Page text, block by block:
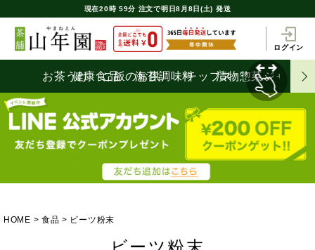
現在20時 59分 注文で明日8月8日(土) 発送
ログイン
お茶うけ健康食品ご飯のお供
海苔調味料チップス
漬物惣菜ジャム
HOME 食品 ビーツ粉末